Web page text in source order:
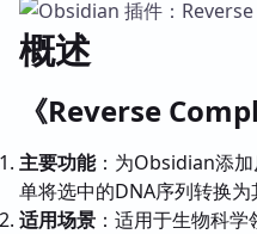
概述
《Reverse
主要功能：为Obsidian添
单将选中的DNA序列转换为
适用场景 ：适用于生物科